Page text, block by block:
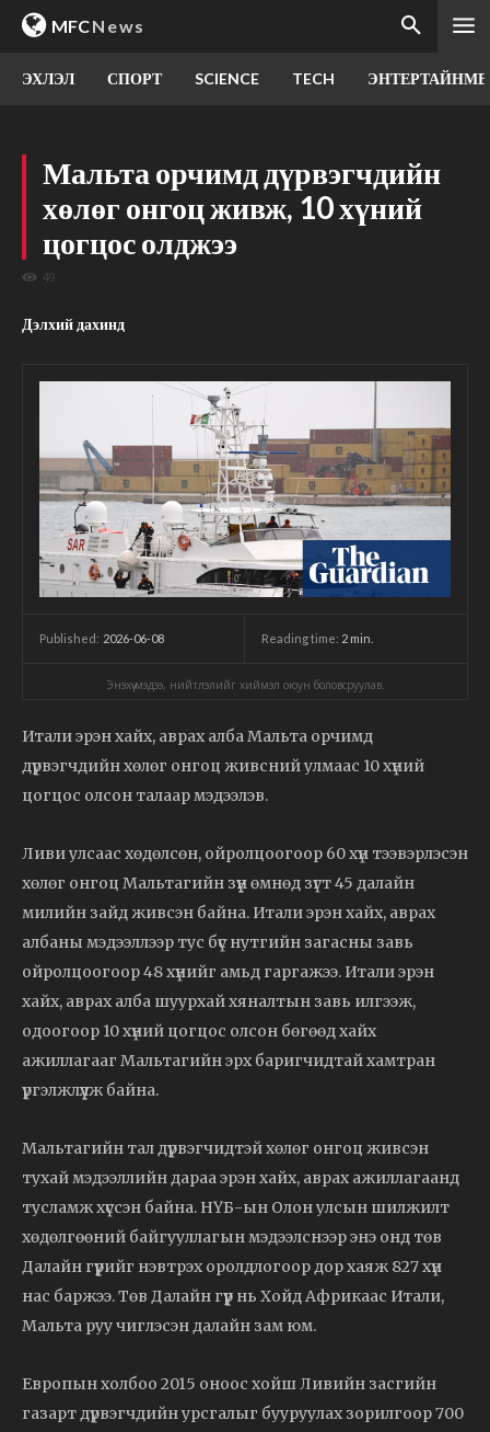
MFCNews
ЭХЛЭЛ СПОРТ SCIENCE TECH
Мальта орчимд дүрвэгчдийн
хөлөг онгоц живж, 10 хүний
цогцос олджээ
49
Дэлхий дахинд
Published: 2026-06-08 Reading time: 2 min.
Энэхүү мэдээ, нийтлэлийг хиймэл оюун боловсруулав.
Итали эрэн хайх, аврах алба Мальта орчимд
дүрвэгчдийн хөлөг онгоц живсний улмаас 10 хүний
цогцос олсон талаар мэдээлэв.
Ливи улсаас хөдөлсөн, ойролцоогоор 60 хүн тээвэрлэсэн
хөлөг онгоц Мальтагийн зүүн өмнөд зүгт 45 далайн
милийн зайд живсэн байна. Итали эрэн хайх, аврах
албаны мэдээллээр тус бүс нутгийн загасны завь
ойролцоогоор 48 хүнийг амьд гаргажээ. Итали эрэн
хайх, аврах алба шуурхай хяналтын завь илгээж,
одоогоор 10 хүний цогцос олсон бөгөөд хайх
ажиллагааг Мальтагийн эрх баригчидтай хамтран
үргэлжлүүлж байна.
Мальтагийн тал дүрвэгчидтэй хөлөг онгоц живсэн
тухай мэдээллийн дараа эрэн хайх, аврах ажиллагаанд
тусламж хүссэн байна. НҮБ-ын Олон улсын шилжилт
хөдөлгөөний байгууллагын мэдээлснээр энэ онд төв
Далайн гүүрийг нэвтрэх оролдлогоор дор хаяж 827 хүн
нас баржээ. Төв Далайн гүүр нь Хойд Африкаас Итали,
Мальта руу чиглэсэн далайн зам юм.
Европын холбоо 2015 оноос хойш Ливийн засгийн
газарт дүрвэгчдийн урсгалыг бууруулах зорилгоор 700